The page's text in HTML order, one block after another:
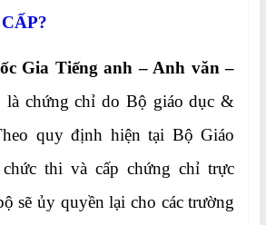
Gia Tiếng anh – Anh văn –
là chứng chỉ do Bộ giáo dục &
quy định hiện tại Bộ Giáo
thi và cấp chứng chỉ trực
sẽ ủy quyền lại cho các trường